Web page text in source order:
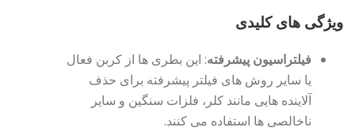
ویژگی های کلیدی
فیلتراسیون پیشرفته: این بطری ها از کربن فعال
یا سایر روش های فیلتر پیشرفته برای حذف
آلاینده هایی مانند کلر، فلزات سنگین و سایر
ناخالصی ها استفاده می کنند.